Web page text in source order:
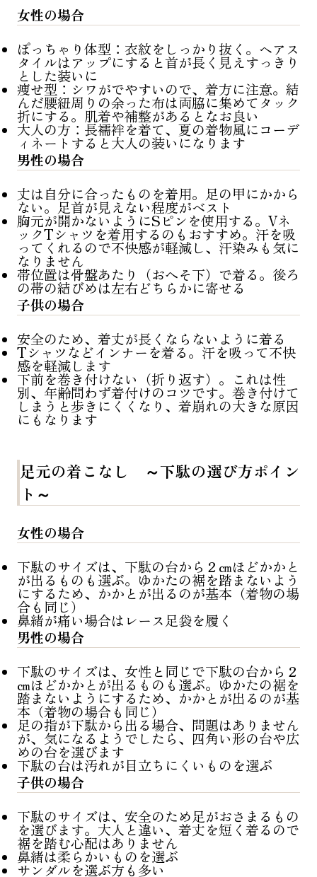
女性の場合
ぽっちゃり体型：衣紋をしっかり抜く。ヘアス
タイルはアップにすると首が長く見えすっきり
とした装いに
痩せ型：シワがでやすいので、着方に注意。結
んだ腰紐周りの余った布は両脇に集めてタック
折にする。肌着や補整があるとなお良い
大人の方：長襦袢を着て、夏の着物風にコーデ
ィネートすると大人の装いになります
男性の場合
丈は自分に合ったものを着用。足の甲にかから
ない。足首が見えない程度がベスト
胸元が開かないようにSピンを使用する。Vネ
ックTシャツを着用するのもおすすめ。汗を吸
ってくれるので不快感が軽減し、汗染みも気に
なりません
帯位置は骨盤あたり（おへそ下）で着る。後ろ
の帯の結びめは左右どちらかに寄せる
子供の場合
安全のため、着丈が長くならないように着る
Tシャツなどインナーを着る。汗を吸って不快
感を軽減します
下前を巻き付けない（折り返す）。これは性
別、年齢問わず着付けのコツです。巻き付けて
しまうと歩きにくくなり、着崩れの大きな原因
にもなります
足元の着こなし ～下駄の選び方ポイン
ト～
女性の場合
下駄のサイズは、下駄の台から２㎝ほどかかと
が出るものも選ぶ。ゆかたの裾を踏まないよう
にするため、かかとが出るのが基本（着物の場
合も同じ）
鼻緒が痛い場合はレース足袋を履く
男性の場合
下駄のサイズは、女性と同じで下駄の台から２
㎝ほどかかとが出るものも選ぶ。ゆかたの裾を
踏まないようにするため、かかとが出るのが基
本（着物の場合も同じ）
足の指が下駄から出る場合、問題はありません
が、気になるようでしたら、四角い形の台や広
めの台を選びます
下駄の台は汚れが目立ちにくいものを選ぶ
子供の場合
下駄のサイズは、安全のため足がおさまるもの
を選びます。大人と違い、着丈を短く着るので
裾を踏む心配はありません
鼻緒は柔らかいものを選ぶ
サンダルを選ぶ方も多い